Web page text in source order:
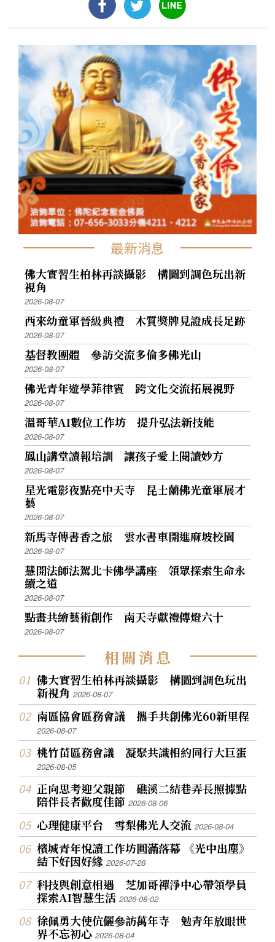
最新消息
佛大實習生柏林再談攝影 構圖到調色玩出新
視角
2026-08-07
西來幼童軍晉級典禮 木質獎牌見證成長足跡
2026-08-07
基督教團體 參訪交流多倫多佛光山
2026-08-07
佛光青年遊學菲律賓 跨文化交流拓展視野
2026-08-07
溫哥華AI數位工作坊 提升弘法新技能
2026-08-07
鳳山講堂讀報培訓 讓孩子愛上閱讀妙方
2026-08-07
星光電影夜點亮中天寺 昆士蘭佛光童軍展才
藝
2026-08-07
新馬寺傳書香之旅 雲水書車開進麻坡校園
2026-08-07
慧開法師法駕北卡佛學講座 領眾探索生命永
續之道
2026-08-07
點畫共繪藝術創作 南天寺獻禮傳燈六十
2026-08-07
相關消息
佛大實習生柏林再談攝影 構圖到調色玩出
新視角2026-08-07
南區協會區務會議 攜手共創佛光60新里程
2026-08-07
桃竹苗區務會議 凝聚共識相約同行大巨蛋
2026-08-05
正向思考迎父親節 礁溪二結巷弄長照據點
陪伴長者歡度佳節2026-08-06
心理健康平台 雪梨佛光人交流2026-08-04
檳城青年悅讀工作坊圓滿落幕 《光中出塵》
結下好因好緣2026-07-28
科技與創意相遇 芝加哥禪淨中心帶領學員
探索AI智慧生活2026-08-02
徐佩勇大使伉儷參訪萬年寺 勉青年放眼世
界不忘初心2026-08-04